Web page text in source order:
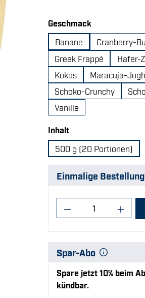
Geschmackauswählen
Banane
Cranberry-
Greek Frappé
Hafer-
Kokos
Maracuja-
Schoko-Crunchy
Vanille
Inhaltauswählen
500 g (20 Portionen)
Einmalige Bestellung
Produkt
Spar-Abo
Spare jetzt 10% beim
kündbar.